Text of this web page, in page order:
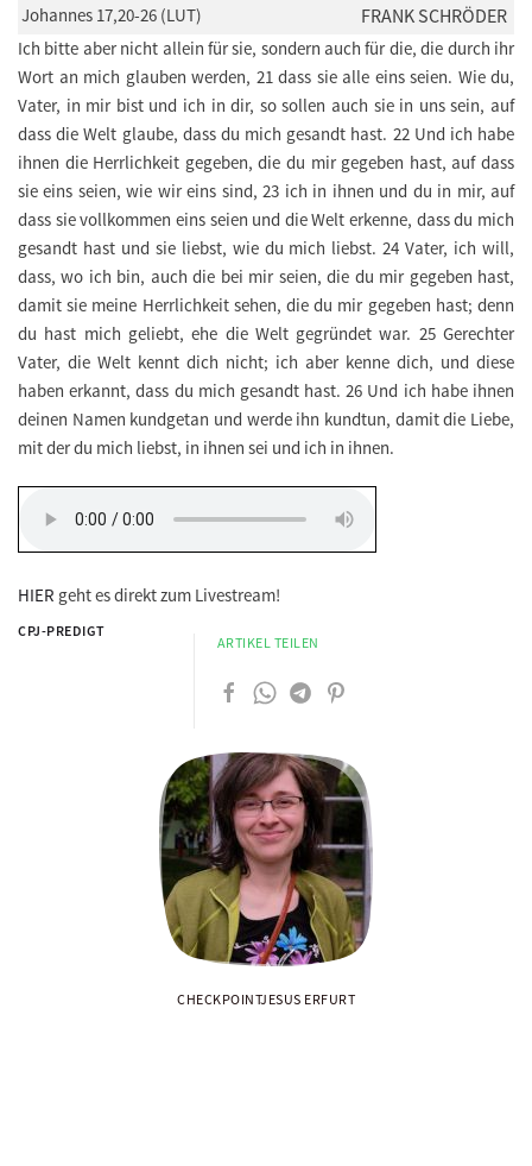
Johannes 17,20-26 (LUT)
FRANK SCHRÖDER
Ich bitte aber nicht allein für sie, sondern auch für die, die durch ihr
Wort an mich glauben werden, 21 dass sie alle eins seien. Wie du,
Vater, in mir bist und ich in dir, so sollen auch sie in uns sein, auf
dass die Welt glaube, dass du mich gesandt hast. 22 Und ich habe
ihnen die Herrlichkeit gegeben, die du mir gegeben hast, auf dass
sie eins seien, wie wir eins sind, 23 ich in ihnen und du in mir, auf
dass sie vollkommen eins seien und die Welt erkenne, dass du mich
gesandt hast und sie liebst, wie du mich liebst. 24 Vater, ich will,
dass, wo ich bin, auch die bei mir seien, die du mir gegeben hast,
damit sie meine Herrlichkeit sehen, die du mir gegeben hast; denn
du hast mich geliebt, ehe die Welt gegründet war. 25 Gerechter
Vater, die Welt kennt dich nicht; ich aber kenne dich, und diese
haben erkannt, dass du mich gesandt hast. 26 Und ich habe ihnen
deinen Namen kundgetan und werde ihn kundtun, damit die Liebe,
mit der du mich liebst, in ihnen sei und ich in ihnen.
HIER geht es direkt zum Livestream!
CPJ-PREDIGT
ARTIKEL TEILEN
CHECKPOINTJESUS ERFURT